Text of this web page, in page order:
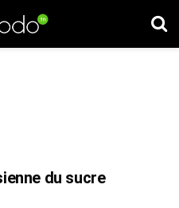
du sucre